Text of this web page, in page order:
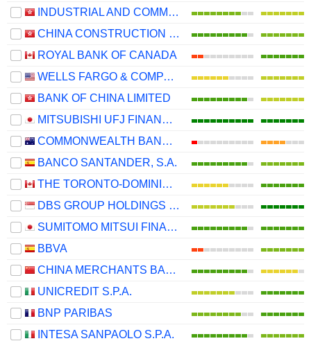
INDUSTRIAL AND COMMERCIAL BANK OF CHINA LIMITED
CHINA CONSTRUCTION BANK CORPORATION
ROYAL BANK OF CANADA
WELLS FARGO & COMPANY
BANK OF CHINA LIMITED
MITSUBISHI UFJ FINANCIAL GROUP, INC.
COMMONWEALTH BANK OF AUSTRALIA
BANCO SANTANDER, S.A.
THE TORONTO-DOMINION BANK
DBS GROUP HOLDINGS LTD
SUMITOMO MITSUI FINANCIAL GROUP, INC.
BBVA
CHINA MERCHANTS BANK CO., LTD.
UNICREDIT S.P.A.
BNP PARIBAS
INTESA SANPAOLO S.P.A.